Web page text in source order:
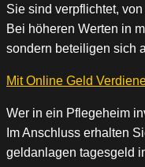
Sie sind verpflichtet,
Bei höheren Werten in
sondern beteiligen sich
Mit Online Geld
Wer in ein Pflegeheim
Im Anschluss erhalten
geldanlagen tagesgeld